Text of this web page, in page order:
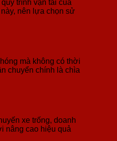
trình vận tải của
nên lựa chọn sử
mà không có thời
chuyển chính là chìa
xe trống, doanh
nâng cao hiệu quả